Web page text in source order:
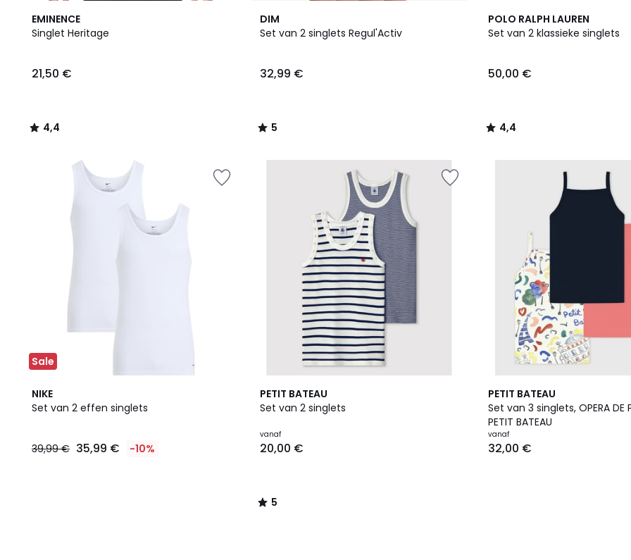
EMINENCE
Singlet Heritage
21,50 €
4,4
/ 5
4,4
/
DIM
Set van 2 singlets Regul'Activ
32,99 €
5
/
5
/
POLO RALPH LAUREN
Set van 2 klassieke singlets
50,00 €
4,4
/ 5
4,4
/
Sale
NIKE
Set van 2 effen singlets
39,99 € 35,99 € -10%
PETIT BATEAU
Set van 2 singlets
vanaf
20,00 €
5
/
5
/
PETIT BATEAU
Set van 3 singlets, OPERA DE
PETIT BATEAU
vanaf
32,00 €